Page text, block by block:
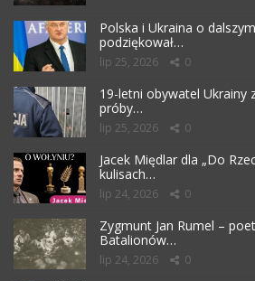
Polska i Ukraina o
podziękował…
lip 25, 2026 0
19-letni obywatel Ukrainy
próby…
lip 25, 2026 0
Jacek Międlar dla „Do
kulisach…
lip 24, 2026 0
Zygmunt Jan Rumel –
Batalionów…
lip 24, 2026 0